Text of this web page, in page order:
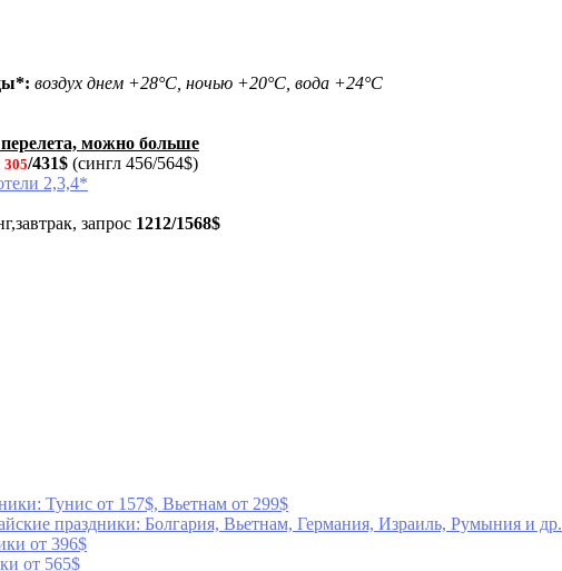
воздух днем +28°С, ночью +20°С, вода +24°С
можно больше
305/431$ (сингл 456/564$)
2,3,4*
запрос 1212/1568$
Тунис от 157$, Вьетнам от 299$
праздники: Болгария, Вьетнам, Германия, Израиль, Румыния и др.
от 396$
от 565$